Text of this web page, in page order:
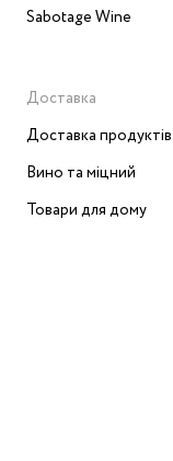
Sabotage Wine
Доставка
Доставка продуктів
Вино та міцний
Товари для дому